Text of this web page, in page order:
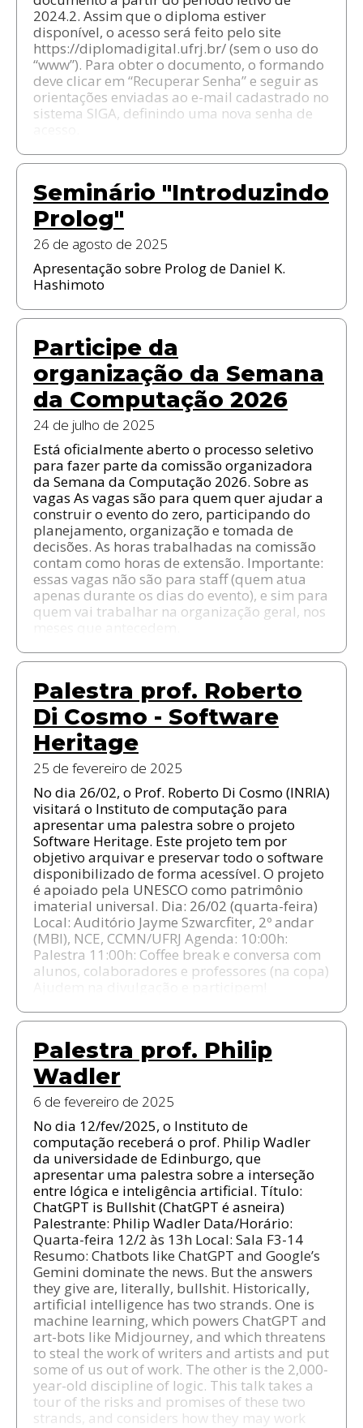
2024.2. Assim que o diploma estiver
disponível, o acesso será feito pelo site
https://diplomadigital.ufrj.br/ (sem o uso do
“www”). Para obter o documento, o formando
deve clicar em “Recuperar Senha” e seguir as
orientações enviadas ao e-mail cadastrado no
sistema SIGA, definindo uma nova senha de
Seminário "Introduzindo
Prolog"
26 de agosto de 2025
Apresentação sobre Prolog de Daniel K.
Hashimoto
Participe da
organização da Semana
da Computação 2026
24 de julho de 2025
Está oficialmente aberto o processo seletivo
para fazer parte da comissão organizadora
da Semana da Computação 2026. Sobre as
vagas As vagas são para quem quer ajudar a
construir o evento do zero, participando do
planejamento, organização e tomada de
decisões. As horas trabalhadas na comissão
contam como horas de extensão. Importante:
essas vagas não são para staff (quem atua
apenas durante os dias do evento), e sim para
quem vai trabalhar na organização geral, nos
Palestra prof. Roberto
Di Cosmo - Software
Heritage
25 de fevereiro de 2025
No dia 26/02, o Prof. Roberto Di Cosmo (INRIA)
visitará o Instituto de computação para
apresentar uma palestra sobre o projeto
Software Heritage. Este projeto tem por
objetivo arquivar e preservar todo o software
disponibilizado de forma acessível. O projeto
é apoiado pela UNESCO como patrimônio
imaterial universal. Dia: 26/02 (quarta-feira)
Local: Auditório Jayme Szwarcfiter, 2º andar
(MBI), NCE, CCMN/UFRJ Agenda: 10:00h:
Palestra 11:00h: Coffee break e conversa com
alunos, colaboradores e professores (na copa)
Palestra prof. Philip
Wadler
6 de fevereiro de 2025
No dia 12/fev/2025, o Instituto de
computação receberá o prof. Philip Wadler
da universidade de Edinburgo, que
apresentar uma palestra sobre a interseção
entre lógica e inteligência artificial. Título:
ChatGPT is Bullshit (ChatGPT é asneira)
Palestrante: Philip Wadler Data/Horário:
Quarta-feira 12/2 às 13h Local: Sala F3-14
Resumo: Chatbots like ChatGPT and Google’s
Gemini dominate the news. But the answers
they give are, literally, bullshit. Historically,
artificial intelligence has two strands. One is
machine learning, which powers ChatGPT and
art-bots like Midjourney, and which threatens
to steal the work of writers and artists and put
some of us out of work. The other is the 2,000-
year-old discipline of logic. This talk takes a
tour of the risks and promises of these two
strands, and considers how they may work